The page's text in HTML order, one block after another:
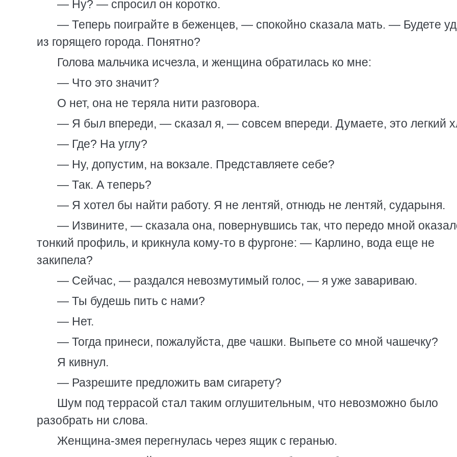
— Ну? — спросил он коротко.
— Теперь поиграйте в беженцев, — спокойно сказала мать. — Будете
из горящего города. Понятно?
Голова мальчика исчезла, и женщина обратилась ко мне:
— Что это значит?
О нет, она не теряла нити разговора.
— Я был впереди, — сказал я, — совсем впереди. Думаете, это легкий
— Где? На углу?
— Ну, допустим, на вокзале. Представляете себе?
— Так. А теперь?
— Я хотел бы найти работу. Я не лентяй, отнюдь не лентяй, сударыня.
— Извините, — сказала она, повернувшись так, что передо мной
тонкий профиль, и крикнула кому-то в фургоне: — Карлино, вода еще не
закипела?
— Сейчас, — раздался невозмутимый голос, — я уже завариваю.
— Ты будешь пить с нами?
— Нет.
— Тогда принеси, пожалуйста, две чашки. Выпьете со мной чашечку?
Я кивнул.
— Разрешите предложить вам сигарету?
Шум под террасой стал таким оглушительным, что невозможно было
разобрать ни слова.
Женщина-змея перегнулась через ящик с геранью.